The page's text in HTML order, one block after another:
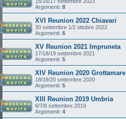
Argomenti: 8
XVI Reunion 2022 Chiavari
30 settembre 1/2 ottobre 2022
Argomenti: 6
XV Reunion 2021 Impruneta
17/18/19 settembre 2021
Argomenti: 5
XIV Reunion 2020 Grottamare
18/19/20 settembre 2020
Argomenti: 5
XIII Reunion 2019 Umbria
6/7/8 settembre 2019
Argomenti: 4